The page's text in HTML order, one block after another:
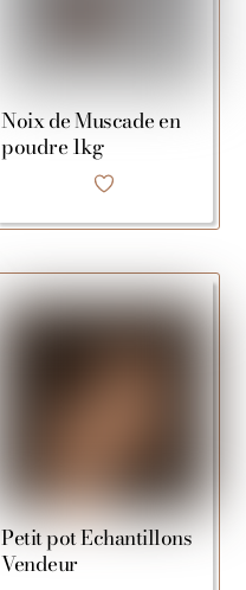
Noix de Muscade en
poudre 1kg
Petit pot Echantillons
Vendeur